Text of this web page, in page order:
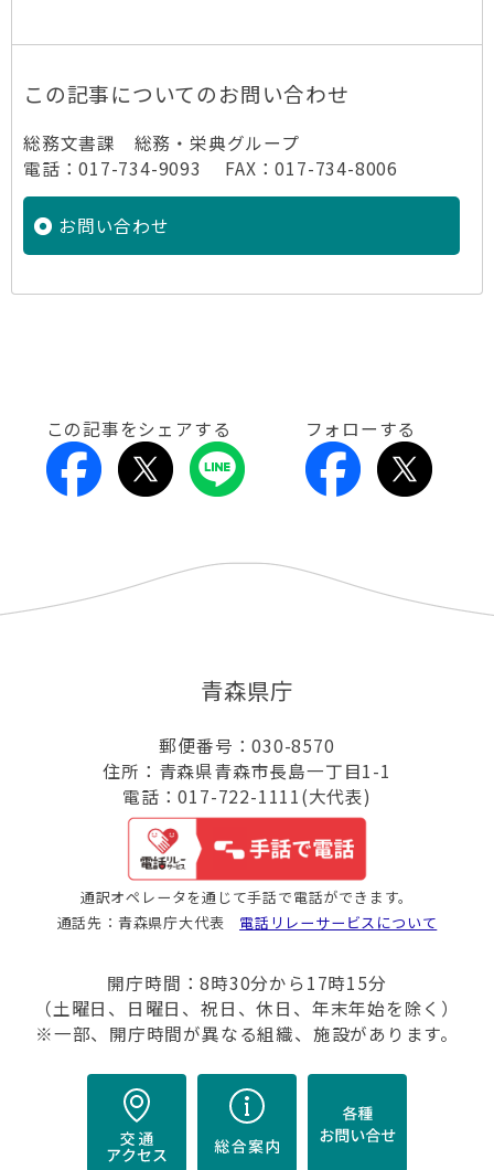
この記事についてのお問い合わせ
総務文書課 総務・栄典グループ
電話：017-734-9093 FAX：017-734-8006
お問い合わせ
この記事をシェアする フォローする
青森県庁
郵便番号：030-8570
住所：青森県青森市長島一丁目1-1
電話：017-722-1111(大代表)
通訳オペレータを通じて手話で電話ができます。
通話先：青森県庁大代表 電話リレーサービスについて
開庁時間：8時30分から17時15分
（土曜日、日曜日、祝日、休日、年末年始を除く）
※一部、開庁時間が異なる組織、施設があります。